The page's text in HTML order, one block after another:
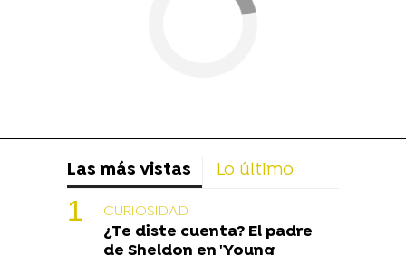
Las más vistas Lo último
CURIOSIDAD
¿Te diste cuenta? El padre